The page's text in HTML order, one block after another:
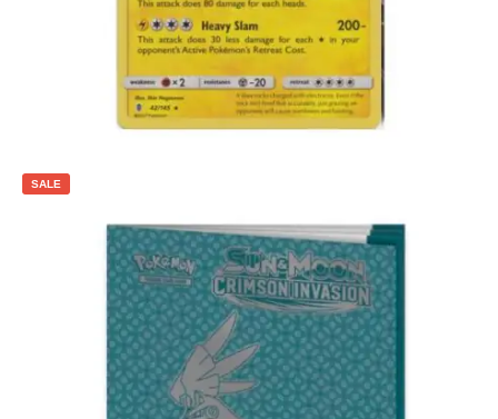
SALE